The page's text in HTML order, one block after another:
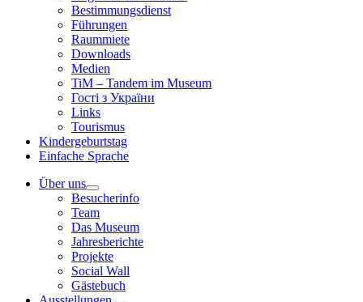
Bestimmungsdienst
Führungen
Raummiete
Downloads
Medien
TiM – Tandem im Museum
Гості з України
Links
Tourismus
Kindergeburtstag
Einfache Sprache
Über uns
Besucherinfo
Team
Das Museum
Jahresberichte
Projekte
Social Wall
Gästebuch